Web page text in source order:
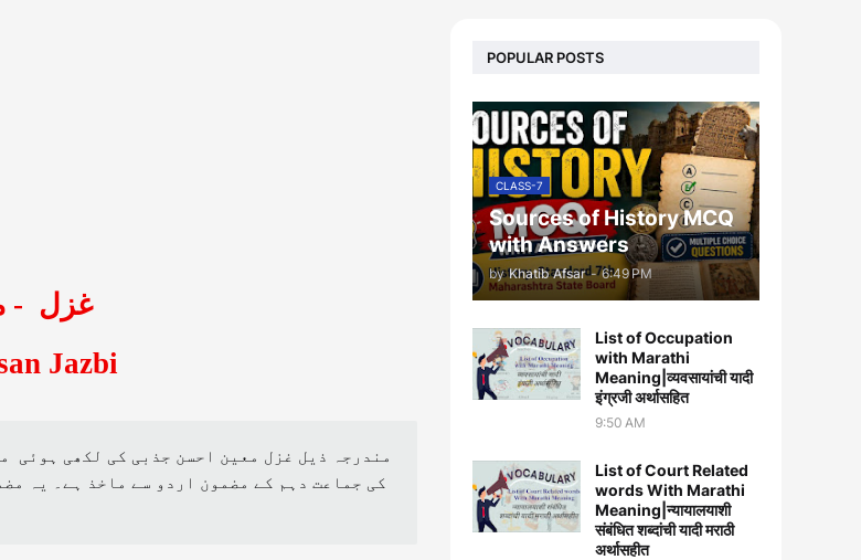
غزل -
Jazbi
مندرجہ ذیل غزل معین احسن جذبی کی لکھی ہوئی
کی جماعت دہم کے مضمون اردو سے ماخذ ہے۔ یہ
POPULAR POSTS
CLASS-7
Sources of History MCQ
with Answers
by Khatib Afsar - 6:49 PM
List of Occupation
with Marathi
Meaning|व्यवसायांची यादी
इंग्रजी अर्थासह‍ित
9:50 AM
List of Court Related
words With Marathi
Meaning|न्यायालयाशी
संबंधित शब्दांची यादी मराठी
अर्थासहीत